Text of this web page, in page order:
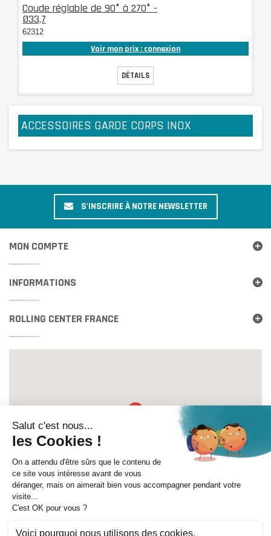
Coude réglable de 90° à 270° -
Ø33,7
62312
Voir mon prix : connexion
DÉTAILS
ACCESSOIRES GARDE CORPS INOX
S'INSCRIRE À NOTRE NEWSLETTER
MON COMPTE
INFORMATIONS
ROLLING CENTER FRANCE